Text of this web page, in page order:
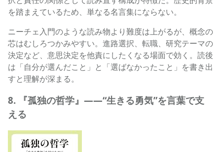
を踏まえているため、単なる名言集にならない。
ニーチェ入門のような読み物より難度は上がるが、概念の
芯はむしろつかみやすい。進路選択、転職、研究テーマの
決定など、意思決定を他責にしたくなる場面で効く。読後
は「自分が選んだこと」と「選ばなかったこと」を書き出
すと理解が深まる。
8. 『孤独の哲学』——“生きる勇気”を言葉で支
える
孤独の哲学-「生きる勇気」を持つために (中公新書ラクレ